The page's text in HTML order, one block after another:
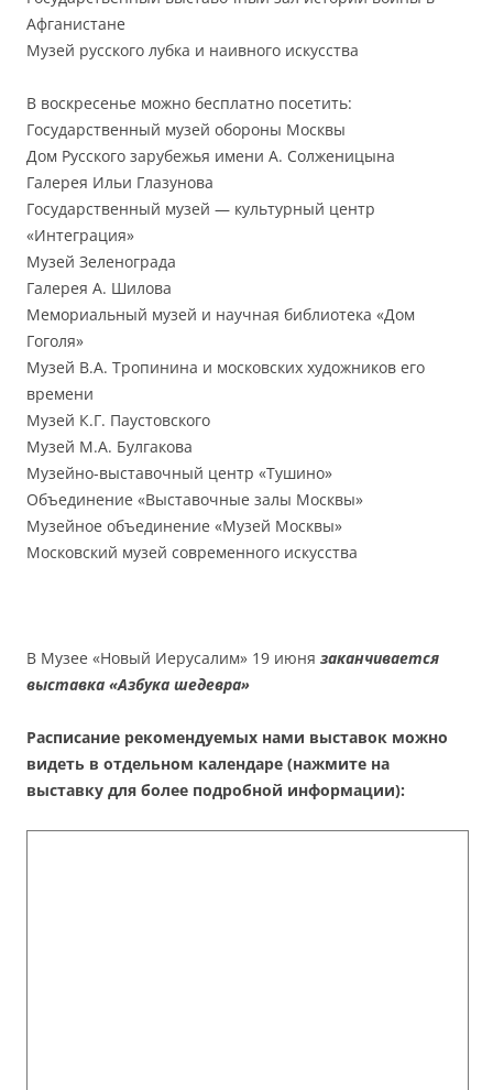
Афганистане
Музей русского лубка и наивного искусства
В воскресенье можно бесплатно посетить:
Государственный музей обороны Москвы
Дом Русского зарубежья имени А. Солженицына
Галерея Ильи Глазунова
Государственный музей — культурный центр
«Интеграция»
Музей Зеленограда
Галерея А. Шилова
Мемориальный музей и научная библиотека «Дом
Гоголя»
Музей В.А. Тропинина и московских художников его
времени
Музей К.Г. Паустовского
Музей М.А. Булгакова
Музейно-выставочный центр «Тушино»
Объединение «Выставочные залы Москвы»
Музейное объединение «Музей Москвы»
Московский музей современного искусства
В Музее «Новый Иерусалим» 19 июня заканчивается
выставка «Азбука шедевра»
Расписание рекомендуемых нами выставок можно
видеть в отдельном календаре (нажмите на
выставку для более подробной информации):